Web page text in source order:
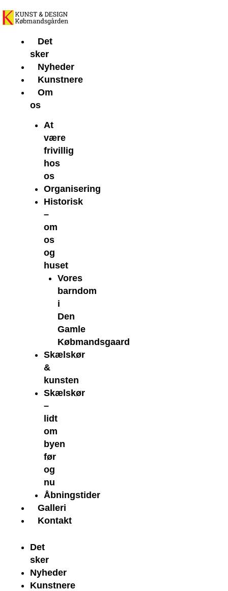
til
Det
sker
Nyheder
Kunstnere
Om
os
At
være
frivillig
hos
os
Organisering
Historisk
–
om
os
og
huset
Vores
barndom
i
Den
Gamle
Købmandsgaard
Skælskør
&
kunsten
Skælskør
–
lidt
om
byen
før
og
nu
Åbningstider
Galleri
Kontakt
Det
sker
Nyheder
Kunstnere